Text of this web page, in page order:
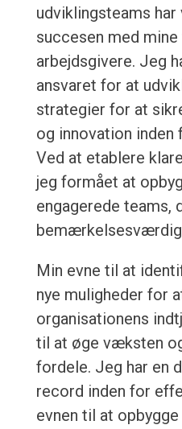
udviklingsteams
succesen med
arbejdsgivere. Jeg
ansvaret for at
strategier for at
og innovation inden
Ved at etablere
jeg formået at
engagerede teams,
Min evne til at
nye muligheder for
organisationens
til at øge væksten
fordele. Jeg har en
record inden for
evnen til at